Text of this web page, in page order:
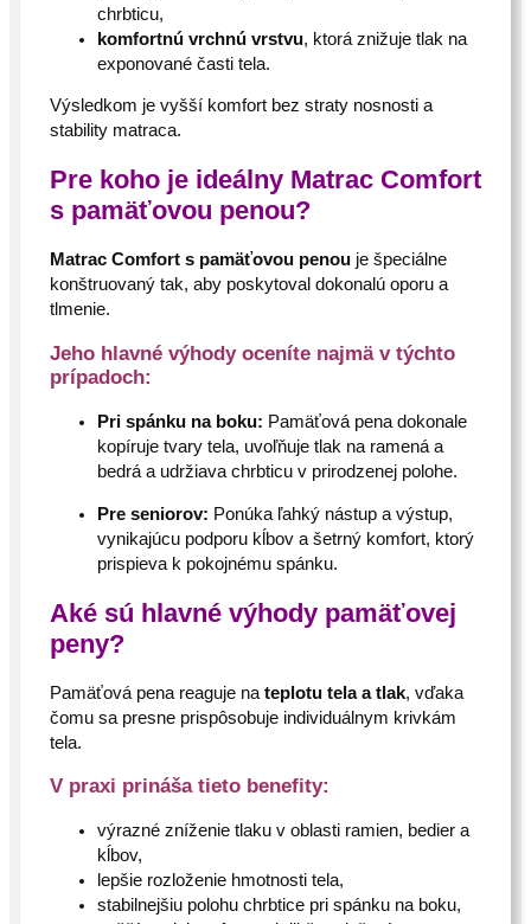
chrbticu,
komfortnú vrchnú vrstvu, ktorá znižuje tlak na
exponované časti tela.
Výsledkom je vyšší komfort bez straty nosnosti a
stability matraca.
Pre koho je ideálny Matrac Comfort
s pamäťovou penou?
Matrac Comfort s pamäťovou penouje špeciálne
konštruovaný tak, aby poskytoval dokonalú oporu a
tlmenie.
Jeho hlavné výhody oceníte najmä v týchto
prípadoch:
Pri spánku na boku: Pamäťová pena dokonale
kopíruje tvary tela, uvoľňuje tlak na ramená a
bedrá a udržiava chrbticu v prirodzenej polohe.
Pre seniorov: Ponúka ľahký nástup a výstup,
vynikajúcu podporu kĺbov a šetrný komfort, ktorý
prispieva k pokojnému spánku.
Aké sú hlavné výhody pamäťovej
peny?
Pamäťová pena reaguje na teplotu tela a tlak, vďaka
čomu sa presne prispôsobuje individuálnym krivkám
tela.
V praxi prináša tieto benefity:
výrazné zníženie tlaku v oblasti ramien, bedier a
kĺbov,
lepšie rozloženie hmotnosti tela,
stabilnejšiu polohu chrbtice pri spánku na boku,